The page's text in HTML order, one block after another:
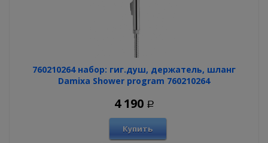
760210264 набор: гиг.душ, держатель, шланг
Damixa Shower program 760210264
4 190 Р
Купить